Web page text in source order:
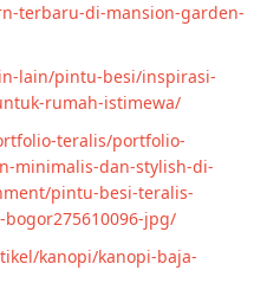
terbaru-di-mansion-garden-
lain/pintu-besi/inspirasi-
rumah-istimewa/
teralis/portfolio-
minimalis-dan-stylish-di-
pintu-besi-teralis-
jpg/
kanopi/kanopi-baja-